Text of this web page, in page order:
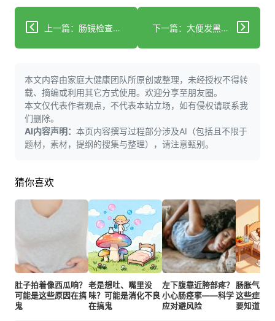
上一篇：肠镜检查多久查一次？不同人群的科学复查指南 下一篇：大便发黑别慌！先分清楚是食物还是疾病信号
本文内容由家庭大健康团队所原创或整理，未经授权不得转
载、摘编或利用其它方式使用。欢迎分享至朋友圈。
本文仅代表作者观点，不代表本站立场，如有侵权请联系我
们删除。
AI内容声明： 本页内容撰写过程部分涉及AI（包括且不限于
题材，素材，提纲的搜集与整理），请注意甄别。
猜你喜欢
肚子拍着像西瓜响？
可能是这些原因在搞
鬼
老是想吐、嘴里没
味？可能是消化不良
在搞鬼
左下腹靠近胯部疼？
小心肠痉挛——科学
应对避风险
肠胀气不
这些症状
要知道